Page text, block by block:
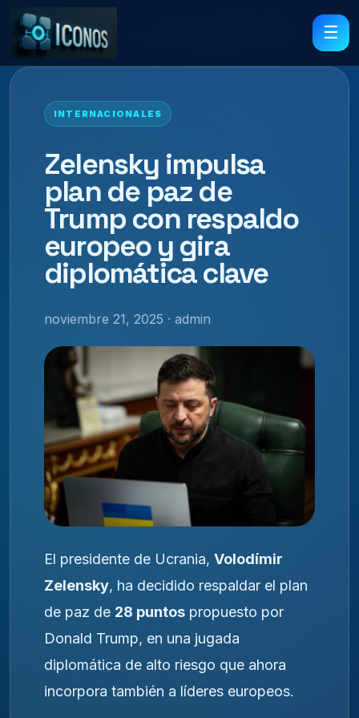
☰
INTERNACIONALES
Zelensky impulsa
plan de paz de
Trump con respaldo
europeo y gira
diplomática clave
noviembre 21, 2025 · admin
El presidente de Ucrania, Volodímir
Zelensky, ha decidido respaldar el plan
de paz de 28 puntos propuesto por
Donald Trump, en una jugada
diplomática de alto riesgo que ahora
incorpora también a líderes europeos.